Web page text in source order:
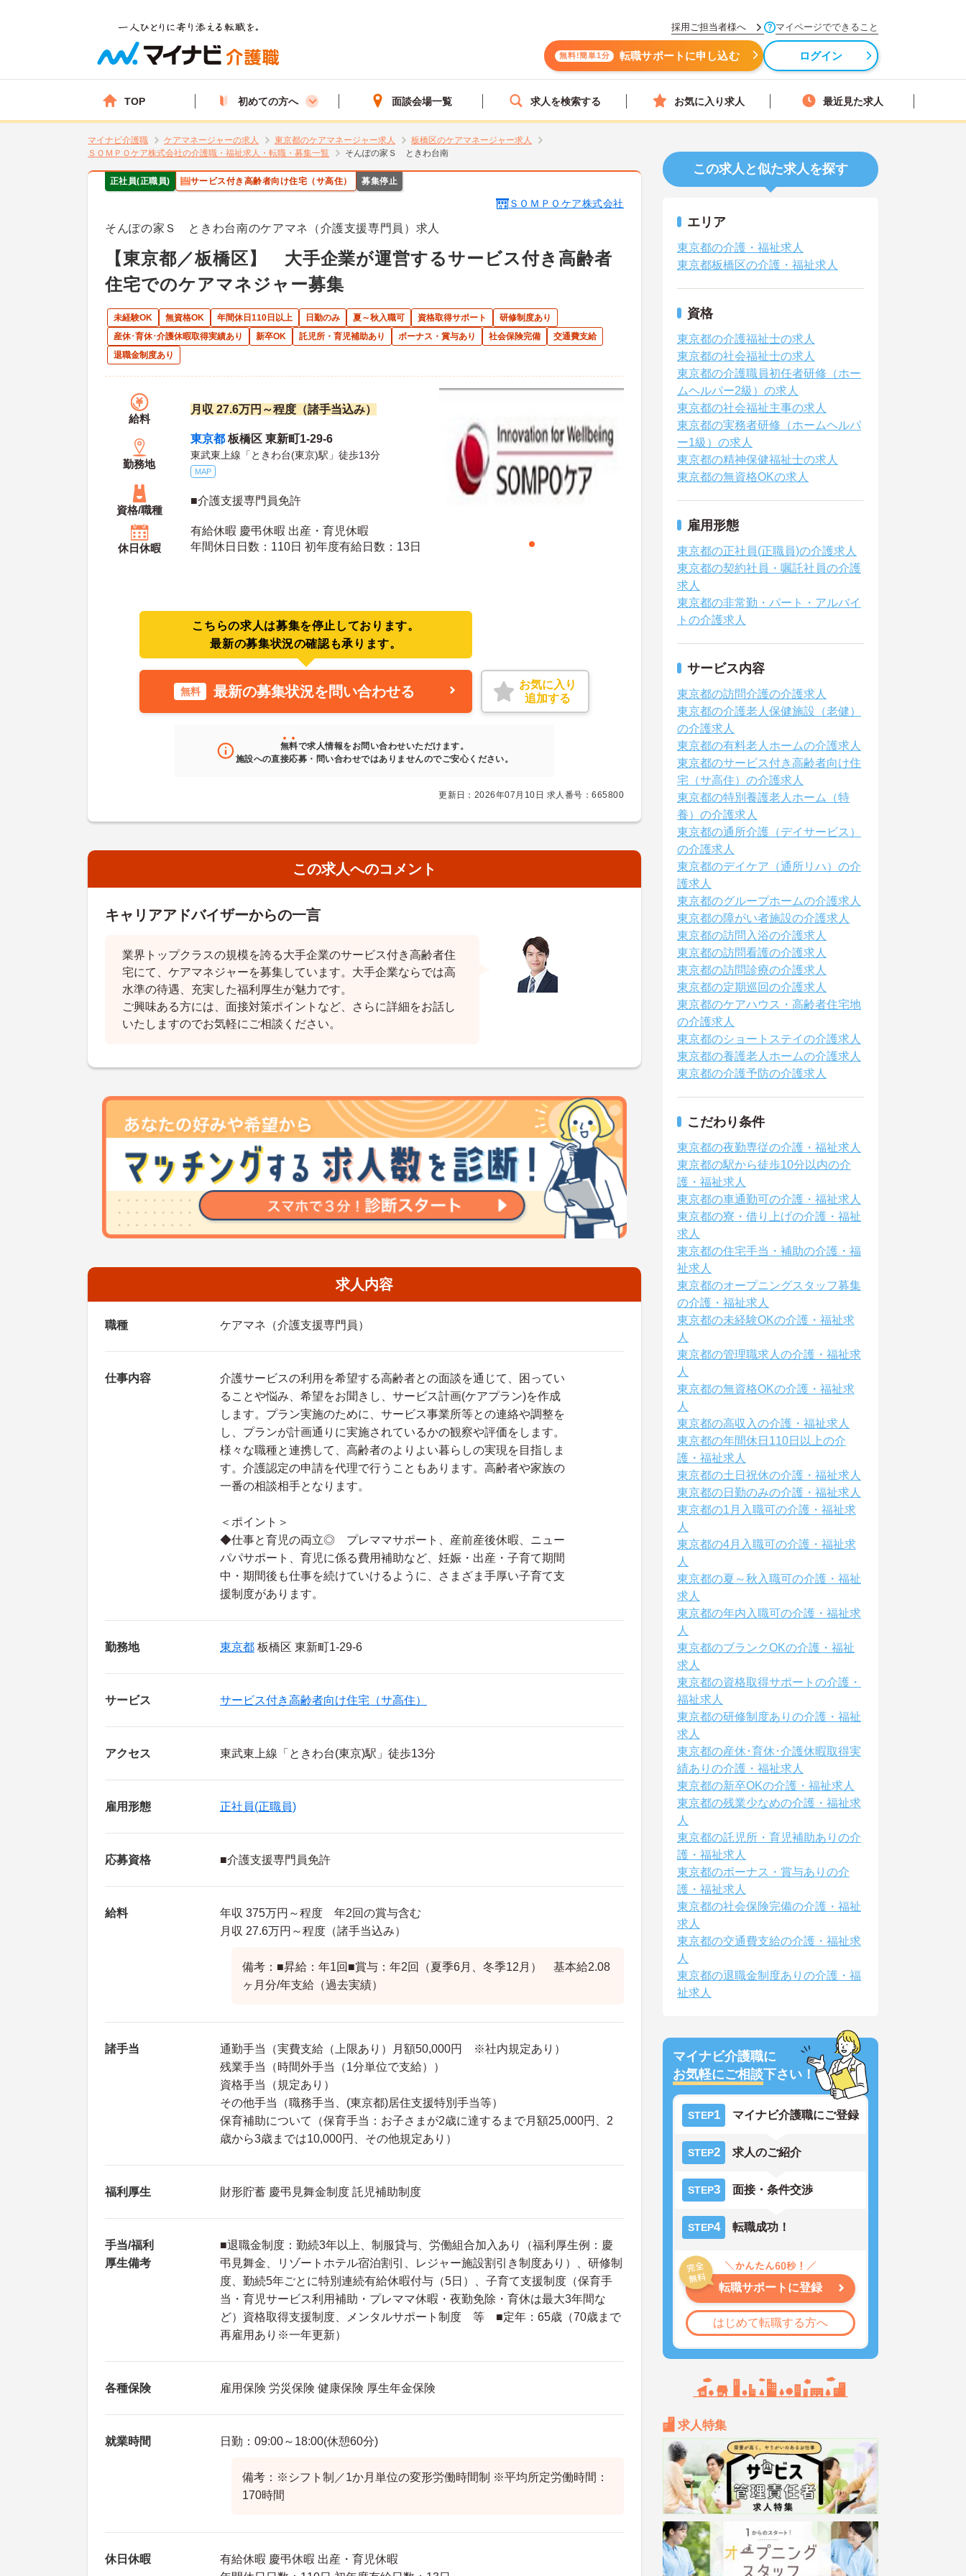
採用ご担当者様へ マイページでできること
無料!簡単1分 転職サポートに申し込む ログイン
TOP 初めての方へ 面談会場一覧 求人を検索する お気に入り求人 最近見た求人
マイナビ介護職 ケアマネージャーの求人 東京都のケアマネージャー求人
板橋区のケアマネージャー求人
ＳＯＭＰＯケア株式会社の介護職・福祉求人・転職・募集一覧
そんぽの家Ｓ ときわ台南
正社員(正職員) サービス付き高齢者向け住宅（サ高住） 募集停止
ＳＯＭＰＯケア株式会社
そんぽの家Ｓ ときわ台南のケアマネ（介護支援専門員）求人
【東京都／板橋区】 大手企業が運営するサービス付き高齢者
住宅でのケアマネジャー募集
未経験OK 無資格OK 年間休日110日以上 日勤のみ 夏～秋入職可 資格取得サポート
研修制度あり
産休･育休･介護休暇取得実績あり
新卒OK 託児所・育児補助あり ボーナス・賞与あり 社会保険完備
交通費支給
退職金制度あり
給料
月収 27.6万円～程度（諸手当込み）
勤務地
東京都 板橋区 東新町1-29-6
東武東上線「ときわ台(東京)駅」徒歩13分
MAP
資格/職種
■介護支援専門員免許
休日休暇
有給休暇 慶弔休暇 出産・育児休暇
年間休日日数：110日 初年度有給日数：13日
こちらの求人は募集を停止しております。
最新の募集状況の確認も承ります。
無料 最新の募集状況を問い合わせる
お気に入り
追加する
無料で求人情報をお問い合わせいただけます。
施設への直接応募・問い合わせではありませんのでご安心ください。
更新日：2026年07月10日 求人番号：665800
この求人へのコメント
キャリアアドバイザーからの一言
業界トップクラスの規模を誇る大手企業のサービス付き高齢者住
宅にて、ケアマネジャーを募集しています。大手企業ならでは高
水準の待遇、充実した福利厚生が魅力です。
ご興味ある方には、面接対策ポイントなど、さらに詳細をお話し
いたしますのでお気軽にご相談ください。
求人内容
職種 ケアマネ（介護支援専門員）
仕事内容
介護サービスの利用を希望する高齢者との面談を通じて、困ってい
ることや悩み、希望をお聞きし、サービス計画(ケアプラン)を作成
します。プラン実施のために、サービス事業所等との連絡や調整を
し、プランが計画通りに実施されているかの観察や評価をします。
様々な職種と連携して、高齢者のよりよい暮らしの実現を目指しま
す。介護認定の申請を代理で行うこともあります。高齢者や家族の
一番の相談相手となります。
＜ポイント＞
◆仕事と育児の両立◎ プレママサポート、産前産後休暇、ニュー
パパサポート、育児に係る費用補助など、妊娠・出産・子育て期間
中・期間後も仕事を続けていけるように、さまざま手厚い子育て支
援制度があります。
勤務地 東京都 板橋区 東新町1-29-6
サービス サービス付き高齢者向け住宅（サ高住）
アクセス 東武東上線「ときわ台(東京)駅」徒歩13分
雇用形態 正社員(正職員)
応募資格 ■介護支援専門員免許
給料
年収 375万円～程度 年2回の賞与含む
月収 27.6万円～程度（諸手当込み）
備考：■昇給：年1回■賞与：年2回（夏季6月、冬季12月） 基本給2.08
ヶ月分/年支給（過去実績）
諸手当
通勤手当（実費支給（上限あり）月額50,000円 ※社内規定あり）
残業手当（時間外手当（1分単位で支給））
資格手当（規定あり）
その他手当（職務手当、(東京都)居住支援特別手当等）
保育補助について（保育手当：お子さまが2歳に達するまで月額25,000円、2
歳から3歳までは10,000円、その他規定あり）
福利厚生 財形貯蓄 慶弔見舞金制度 託児補助制度
手当/福利
厚生備考
■退職金制度：勤続3年以上、制服貸与、労働組合加入あり（福利厚生例：慶
弔見舞金、リゾートホテル宿泊割引、レジャー施設割引き制度あり）、研修制
度、勤続5年ごとに特別連続有給休暇付与（5日）、子育て支援制度（保育手
当・育児サービス利用補助・プレママ休暇・夜勤免除・育休は最大3年間な
ど）資格取得支援制度、メンタルサポート制度 等 ■定年：65歳（70歳まで
再雇用あり※一年更新）
各種保険 雇用保険 労災保険 健康保険 厚生年金保険
就業時間 日勤：09:00～18:00(休憩60分)
備考：※シフト制／1か月単位の変形労働時間制 ※平均所定労働時間：
170時間
休日休暇
有給休暇 慶弔休暇 出産・育児休暇
この求人と似た求人を探す
エリア
東京都の介護・福祉求人
東京都板橋区の介護・福祉求人
資格
東京都の介護福祉士の求人
東京都の社会福祉士の求人
東京都の介護職員初任者研修（ホー
ムヘルパー2級）の求人
東京都の社会福祉主事の求人
東京都の実務者研修（ホームヘルパ
ー1級）の求人
東京都の精神保健福祉士の求人
東京都の無資格OKの求人
雇用形態
東京都の正社員(正職員)の介護求人
東京都の契約社員・嘱託社員の介護
求人
東京都の非常勤・パート・アルバイ
トの介護求人
サービス内容
東京都の訪問介護の介護求人
東京都の介護老人保健施設（老健）
の介護求人
東京都の有料老人ホームの介護求人
東京都のサービス付き高齢者向け住
宅（サ高住）の介護求人
東京都の特別養護老人ホーム（特
養）の介護求人
東京都の通所介護（デイサービス）
の介護求人
東京都のデイケア（通所リハ）の介
護求人
東京都のグループホームの介護求人
東京都の障がい者施設の介護求人
東京都の訪問入浴の介護求人
東京都の訪問看護の介護求人
東京都の訪問診療の介護求人
東京都の定期巡回の介護求人
東京都のケアハウス・高齢者住宅地
の介護求人
東京都のショートステイの介護求人
東京都の養護老人ホームの介護求人
東京都の介護予防の介護求人
こだわり条件
東京都の夜勤専従の介護・福祉求人
東京都の駅から徒歩10分以内の介
護・福祉求人
東京都の車通勤可の介護・福祉求人
東京都の寮・借り上げの介護・福祉
求人
東京都の住宅手当・補助の介護・福
祉求人
東京都のオープニングスタッフ募集
の介護・福祉求人
東京都の未経験OKの介護・福祉求
人
東京都の管理職求人の介護・福祉求
人
東京都の無資格OKの介護・福祉求
人
東京都の高収入の介護・福祉求人
東京都の年間休日110日以上の介
護・福祉求人
東京都の土日祝休の介護・福祉求人
東京都の日勤のみの介護・福祉求人
東京都の1月入職可の介護・福祉求
人
東京都の4月入職可の介護・福祉求
人
東京都の夏～秋入職可の介護・福祉
求人
東京都の年内入職可の介護・福祉求
人
東京都のブランクOKの介護・福祉
求人
東京都の資格取得サポートの介護・
福祉求人
東京都の研修制度ありの介護・福祉
求人
東京都の産休･育休･介護休暇取得実
績ありの介護・福祉求人
東京都の新卒OKの介護・福祉求人
東京都の残業少なめの介護・福祉求
人
東京都の託児所・育児補助ありの介
護・福祉求人
東京都のボーナス・賞与ありの介
護・福祉求人
東京都の社会保険完備の介護・福祉
求人
東京都の交通費支給の介護・福祉求
人
東京都の退職金制度ありの介護・福
祉求人
マイナビ介護職に
お気軽にご相談下さい！
STEP1 マイナビ介護職にご登録
STEP2 求人のご紹介
STEP3 面接・条件交渉
STEP4 転職成功！
転職サポートに登録
はじめて転職する方へ
求人特集